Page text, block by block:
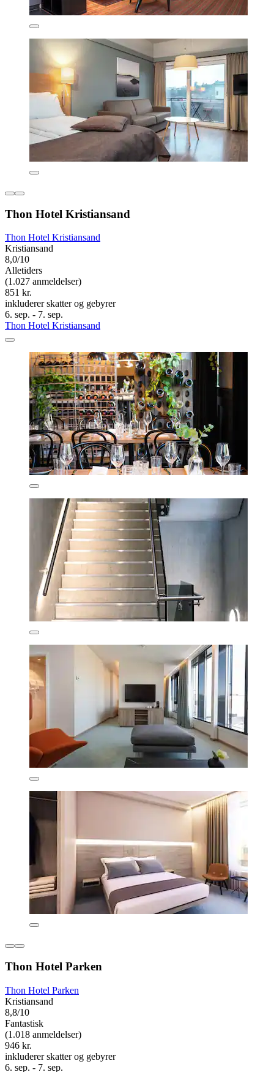
Thon Hotel Kristiansand
Thon Hotel Kristiansand
Kristiansand
8,0/10
Alletiders
(1.027 anmeldelser)
851 kr.
inkluderer skatter og gebyrer
6. sep. - 7. sep.
Thon Hotel Kristiansand
Thon Hotel Parken
Thon Hotel Parken
Kristiansand
8,8/10
Fantastisk
(1.018 anmeldelser)
946 kr.
inkluderer skatter og gebyrer
6. sep. - 7. sep.